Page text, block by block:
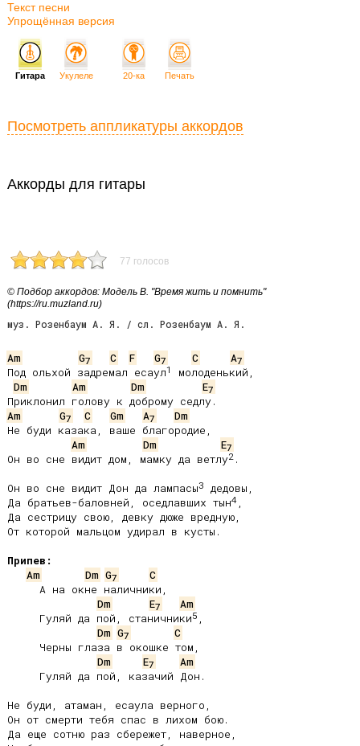
Текст песни
Упрощённая версия
Аккорды для гитары
77 голосов
© Подбор аккордов: Модель В. "Время жить и помнить"
(https://ru.muzland.ru)
муз. Розенбаум А. Я. / сл. Розенбаум А. Я.
Am G7 C F G7 C A7
Под ольхой задремал есаул1
молоденький,
Dm
Am Dm E7
Am
G7 C Gm A7
Dm
Не буди казака, ваше благородие,
Am
Dm E7
Он во сне видит дом, мамку да ветлу2 .
Он во сне видит Дон да лампасы3 дедовы,
Да братьев-баловней, оседлавших тын4 ,
Да сестрицу свою, девку дюже вредную,
От которой мальцом удирал в кусты.
Припев:
Am
Dm G7
C
Dm
E7
Am
     Гуляй да пой, станичники
5 ,
Dm G7
C
Dm
E7
Am
Не буди, атаман, есаула верного,
Он от смерти тебя спас в лихом бою.
Да еще сотню раз сбережет, наверное,
Гитара Укулеле 20-ка Печать
Посмотреть аппликатуры аккордов